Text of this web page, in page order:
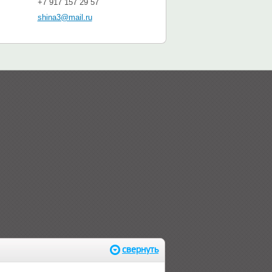
+7 917 157 29 57
shina3@mail.ru
свернуть